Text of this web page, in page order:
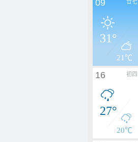
廿七
09
31°
21℃
初四
16
27°
20℃